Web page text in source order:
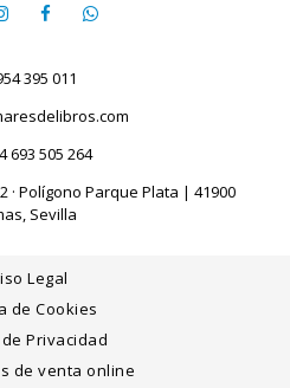
395 011
693 505 264
· Polígono Parque Plata | 41900
Sevilla
Legal
de Cookies
Privacidad
de venta online